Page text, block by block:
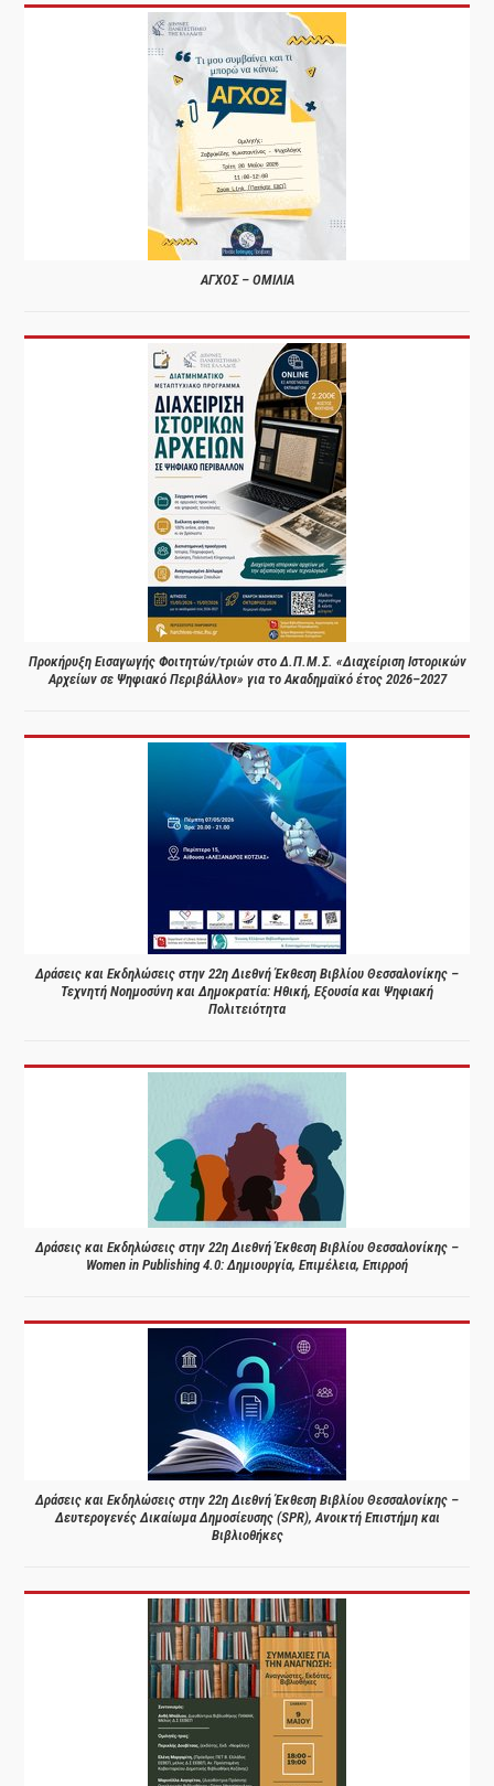
ΑΓΧΟΣ – ΟΜΙΛΙΑ
Προκήρυξη Εισαγωγής Φοιτητών/τριών στο Δ.Π.Μ.Σ. «Διαχείριση Ιστορικών
Αρχείων σε Ψηφιακό Περιβάλλον» για το Ακαδημαϊκό έτος 2026–2027
Δράσεις και Εκδηλώσεις στην 22η Διεθνή Έκθεση Βιβλίου Θεσσαλονίκης –
Τεχνητή Νοημοσύνη και Δημοκρατία: Ηθική, Εξουσία και Ψηφιακή
Πολιτειότητα
Δράσεις και Εκδηλώσεις στην 22η Διεθνή Έκθεση Βιβλίου Θεσσαλονίκης –
Women in Publishing 4.0: Δημιουργία, Επιμέλεια, Επιρροή
Δράσεις και Εκδηλώσεις στην 22η Διεθνή Έκθεση Βιβλίου Θεσσαλονίκης –
Δευτερογενές Δικαίωμα Δημοσίευσης (SPR), Ανοικτή Επιστήμη και
Βιβλιοθήκες